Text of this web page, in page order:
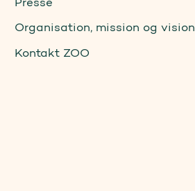
Organisation, mission og vision
Kontakt ZOO